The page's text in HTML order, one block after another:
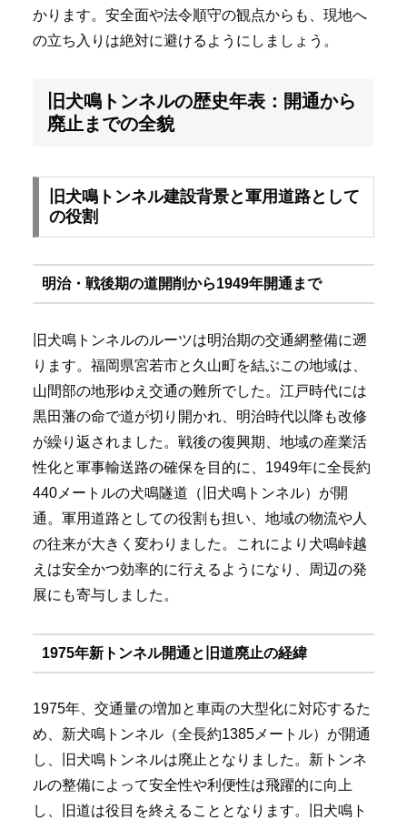
かります。安全面や法令順守の観点からも、現地へ
の立ち入りは絶対に避けるようにしましょう。
旧犬鳴トンネルの歴史年表：開通から
廃止までの全貌
旧犬鳴トンネル建設背景と軍用道路として
の役割
明治・戦後期の道開削から1949年開通まで
旧犬鳴トンネルのルーツは明治期の交通網整備に遡
ります。福岡県宮若市と久山町を結ぶこの地域は、
山間部の地形ゆえ交通の難所でした。江戸時代には
黒田藩の命で道が切り開かれ、明治時代以降も改修
が繰り返されました。戦後の復興期、地域の産業活
性化と軍事輸送路の確保を目的に、1949年に全長約
440メートルの犬鳴隧道（旧犬鳴トンネル）が開
通。軍用道路としての役割も担い、地域の物流や人
の往来が大きく変わりました。これにより犬鳴峠越
えは安全かつ効率的に行えるようになり、周辺の発
展にも寄与しました。
1975年新トンネル開通と旧道廃止の経緯
1975年、交通量の増加と車両の大型化に対応するた
め、新犬鳴トンネル（全長約1385メートル）が開通
し、旧犬鳴トンネルは廃止となりました。新トンネ
ルの整備によって安全性や利便性は飛躍的に向上
し、旧道は役目を終えることとなります。旧犬鳴ト